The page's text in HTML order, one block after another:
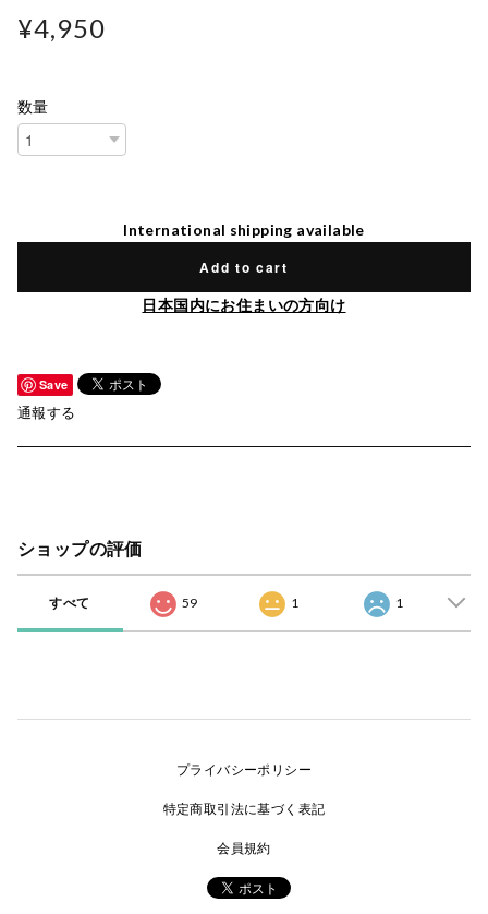
¥4,950
数量
International shipping available
Add to cart
日本国内にお住まいの方向け
Save
通報する
ショップの評価
すべて 59 1 1
プライバシーポリシー
特定商取引法に基づく表記
会員規約